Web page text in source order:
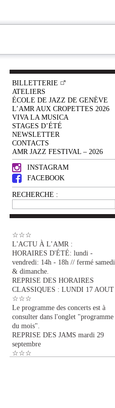
BILLETTERIE
ATELIERS
ÉCOLE DE JAZZ DE GENÈVE
L’AMR AUX CROPETTES 2026
VIVA LA MUSICA
STAGES D’ÉTÉ
NEWSLETTER
CONTACTS
AMR JAZZ FESTIVAL – 2026
INSTAGRAM
FACEBOOK
RECHERCHE :
☆☆☆
L'ACTU À L’AMR :
HORAIRES D'ÉTÉ: lundi -
vendredi: 14h - 18h // fermé samedi
& dimanche.
REPRISE DES HORAIRES
CLASSIQUES : LUNDI 17 AOUT
☆☆☆
Le programme des concerts est à
consulter dans l'onglet "programme
du mois".
REPRISE DES JAMS mardi 29
septembre
☆☆☆